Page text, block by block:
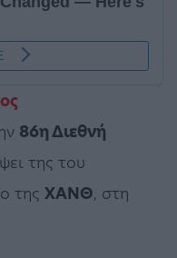
86η Διεθνή
της του
της ΧΑΝΘ, στη